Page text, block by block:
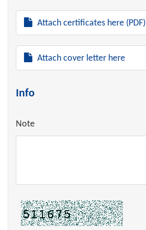
Attach certificates here (PDF)
Attach cover letter here
Info
Note